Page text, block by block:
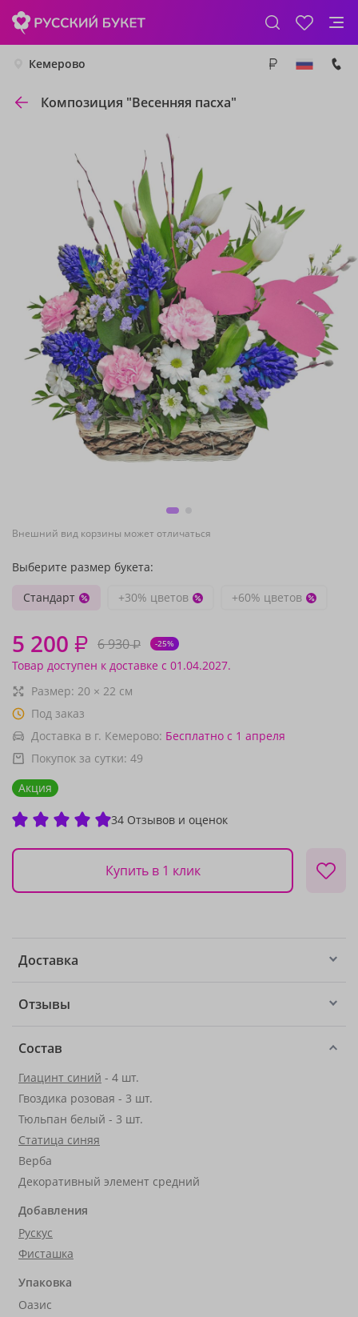
Кемерово
Композиция "Весенняя пасха"
Внешний вид корзины может отличаться
Выберите размер букета:
Стандарт
+30% цветов +60% цветов
5 200 ₽ 6 930₽ -25%
Товар доступен к доставке с 01.04.2027.
Размер: 20 × 22 см
Под заказ
Доставка в г. Кемерово: Бесплатно с 1 апреля
Покупок за сутки: 49
Акция
34 Отзывов и оценок
Купить в 1 клик
Доставка
Отзывы
Состав
Гиацинт синий - 4 шт.
Гвоздика розовая - 3 шт.
Тюльпан белый - 3 шт.
Статица синяя
Верба
Декоративный элемент средний
Добавления
Рускус
Фисташка
Упаковка
Оазис